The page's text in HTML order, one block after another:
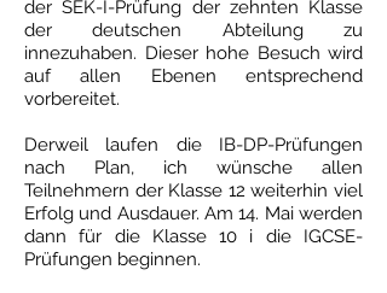
der SEK-I-Prüfung der zehnten Klasse
der deutschen Abteilung zu
innezuhaben. Dieser hohe Besuch wird
auf allen Ebenen entsprechend
vorbereitet.
Derweil laufen die IB-DP-Prüfungen
nach Plan, ich wünsche allen
Teilnehmern der Klasse 12 weiterhin viel
Erfolg und Ausdauer. Am 14. Mai werden
dann für die Klasse 10 i die IGCSE-
Prüfungen beginnen.